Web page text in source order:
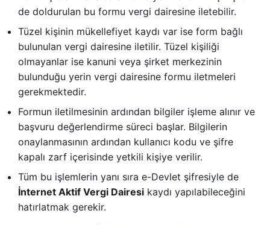
de doldurulan bu formu vergi dairesine iletebilir.
Tüzel kişinin mükellefiyet kaydı var ise form bağlı
bulunulan vergi dairesine iletilir. Tüzel kişiliği
olmayanlar ise kanuni veya şirket merkezinin
bulunduğu yerin vergi dairesine formu iletmeleri
gerekmektedir.
Formun iletilmesinin ardından bilgiler işleme alınır ve
başvuru değerlendirme süreci başlar. Bilgilerin
onaylanmasının ardından kullanıcı kodu ve şifre
kapalı zarf içerisinde yetkili kişiye verilir.
Tüm bu işlemlerin yanı sıra e-Devlet şifresiyle de
İnternet Aktif Vergi Dairesi kaydı yapılabileceğini
hatırlatmak gerekir.